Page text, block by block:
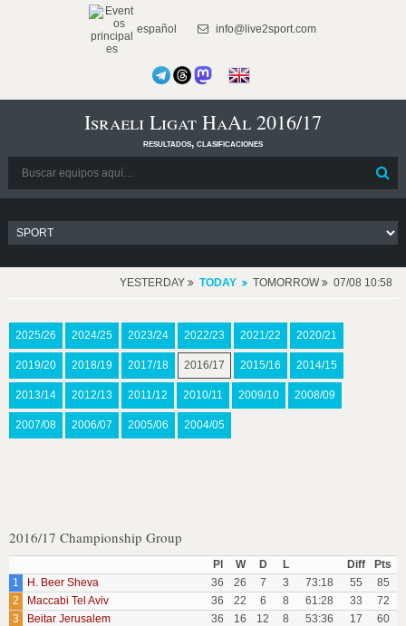
español info@live2sport.com
Israeli Ligat HaAl 2016/17
resultados, clasificaciones
YESTERDAY TODAY TOMORROW 07/08 10:58
2025/26 2024/25 2023/24 2022/23 2021/22 2020/21
2019/20 2018/19 2017/18 2016/17 2015/16 2014/15
2013/14 2012/13 2011/12 2010/11 2009/10 2008/09
2007/08 2006/07 2005/06 2004/05
2016/17 Championship Group
Pl W D L Diff
Pts
1
H. Beer Sheva 36 26 7 3 73:18 55
85
2
Maccabi Tel Aviv 36 22 6 8 61:28 33
72
3
Beitar Jerusalem 36 16 12 8 53:36 17
60